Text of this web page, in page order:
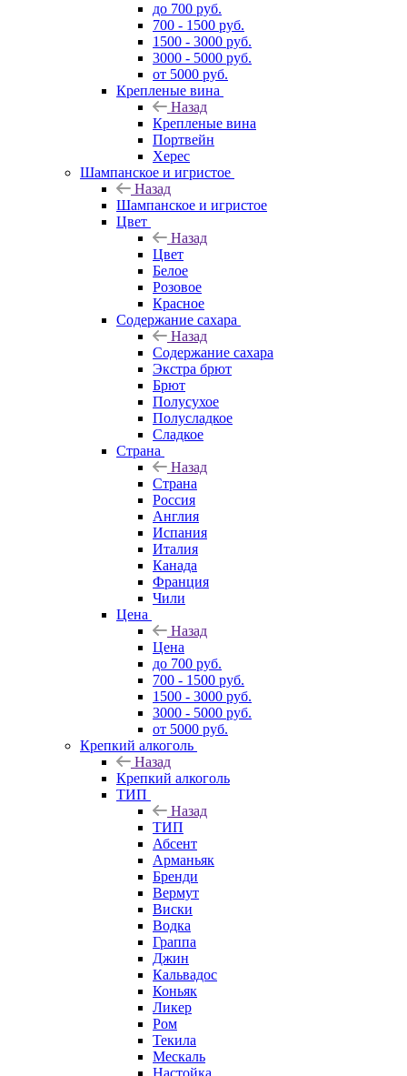
до 700 руб.
700 - 1500 руб.
1500 - 3000 руб.
3000 - 5000 руб.
от 5000 руб.
Крепленые вина
Назад
Крепленые вина
Портвейн
Херес
Шампанское и игристое
Назад
Шампанское и игристое
Цвет
Назад
Цвет
Белое
Розовое
Красное
Содержание сахара
Назад
Содержание сахара
Экстра брют
Брют
Полусухое
Полусладкое
Сладкое
Страна
Назад
Страна
Россия
Англия
Испания
Италия
Канада
Франция
Чили
Цена
Назад
Цена
до 700 руб.
700 - 1500 руб.
1500 - 3000 руб.
3000 - 5000 руб.
от 5000 руб.
Крепкий алкоголь
Назад
Крепкий алкоголь
ТИП
Назад
ТИП
Абсент
Арманьяк
Бренди
Вермут
Виски
Водка
Граппа
Джин
Кальвадос
Коньяк
Ликер
Ром
Текила
Мескаль
Настойка